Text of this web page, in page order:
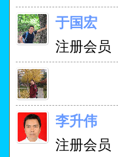
于国宏
注册会员
李升伟
注册会员